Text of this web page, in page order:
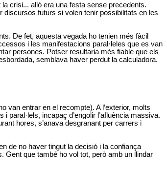
crisi... allò era una festa sense precedents.
discursos futurs si volen tenir possibilitats en les
De fet, aquesta vegada ho tenien més fàcil
i les manifestacions paral·leles que es van
persones. Potser resultaria més fiable que els
semblava haver perdut la calculadora.
van entrar en el recompte). A l’exterior, molts
incapaç d’engolir l’afluència massiva.
hores, s’anava desgranant per carrers i
de no haver tingut la decisió i la confiança
Gent que també ho vol tot, però amb un llindar